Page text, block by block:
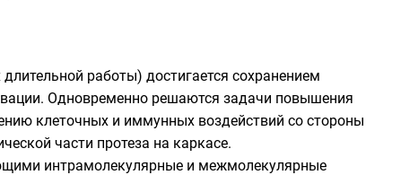
работы) достигается сохранением
Одновременно решаются задачи повышения
клеточных и иммунных воздействий со стороны
части протеза на каркасе.
интрамолекулярные и межмолекулярные